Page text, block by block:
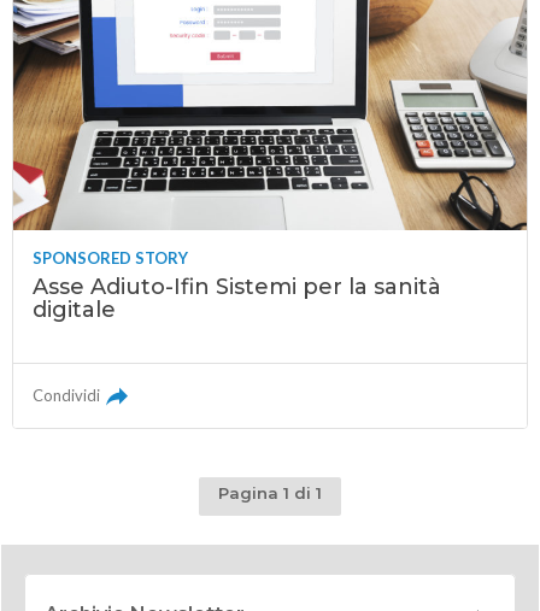
SPONSORED STORY
Asse Adiuto-Ifin Sistemi per la sanità
digitale
Condividi
Pagina 1 di 1